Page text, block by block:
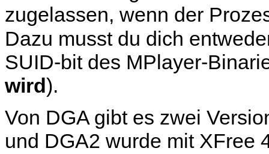
zugelassen, wenn der
Dazu musst du dich
SUID-bit des MPlayer-
wird).
Von DGA gibt es zwei
und DGA2 wurde mit XFree